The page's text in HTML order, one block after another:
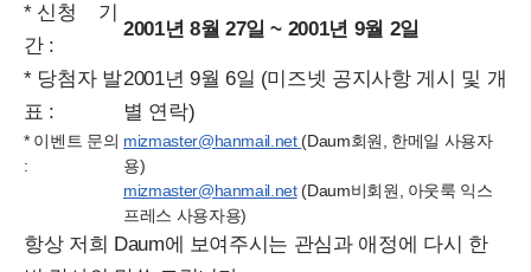
* 신청 기
간 :
2001년 8월 27일 ~ 2001년 9월 2일
* 당첨자 발
표 :
2001년 9월 6일 (미즈넷 공지사항 게시 및 개
별 연락)
* 이벤트 문의
:
mizmaster@hanmail.net (Daum회원, 한메일 사용자
용)
mizmaster@hanmail.net(Daum비회원, 아웃룩 익스
프레스 사용자용)
항상 저희 Daum에 보여주시는 관심과 애정에 다시 한